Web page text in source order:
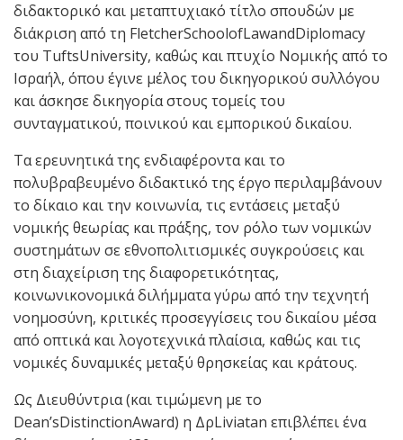
διδακτορικό και μεταπτυχιακό τίτλο σπουδών με
διάκριση από τη FletcherSchoolofLawandDiplomacy
του TuftsUniversity, καθώς και πτυχίο Νομικής από το
Ισραήλ, όπου έγινε μέλος του δικηγορικού συλλόγου
και άσκησε δικηγορία στους τομείς του
συνταγματικού, ποινικού και εμπορικού δικαίου.
Τα ερευνητικά της ενδιαφέροντα και το
πολυβραβευμένο διδακτικό της έργο περιλαμβάνουν
το δίκαιο και την κοινωνία, τις εντάσεις μεταξύ
νομικής θεωρίας και πράξης, τον ρόλο των νομικών
συστημάτων σε εθνοπολιτισμικές συγκρούσεις και
στη διαχείριση της διαφορετικότητας,
κοινωνικονομικά διλήμματα γύρω από την τεχνητή
νοημοσύνη, κριτικές προσεγγίσεις του δικαίου μέσα
από οπτικά και λογοτεχνικά πλαίσια, καθώς και τις
νομικές δυναμικές μεταξύ θρησκείας και κράτους.
Ως Διευθύντρια (και τιμώμενη με το
Dean’sDistinctionAward) η ΔρLiviatan επιβλέπει ένα